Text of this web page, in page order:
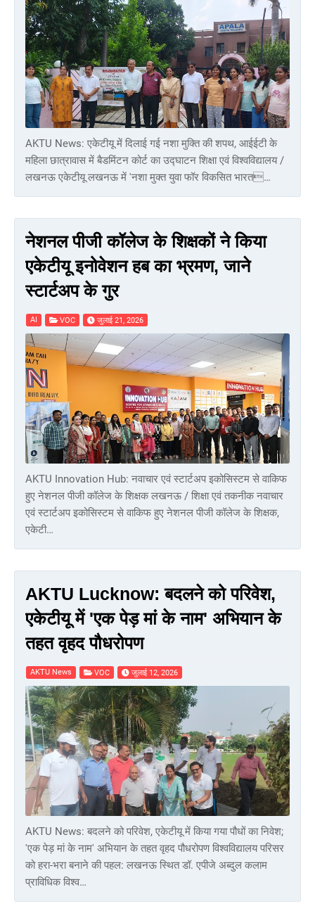
AKTU News: एकेटीयू में दिलाई गई नशा मुक्ति की शपथ, आईईटी के
महिला छात्रावास में बैडमिंटन कोर्ट का उद्घाटन शिक्षा एवं विश्वविद्यालय /
लखनऊ एकेटीयू लखनऊ में 'नशा मुक्त युवा फॉर विकसित भारत…
नेशनल पीजी कॉलेज के शिक्षकों ने किया
एकेटीयू इनोवेशन हब का भ्रमण, जाने
स्टार्टअप के गुर
AI VOC जुलाई 21, 2026
AKTU Innovation Hub: नवाचार एवं स्टार्टअप इकोसिस्टम से वाकिफ
हुए नेशनल पीजी कॉलेज के शिक्षक लखनऊ / शिक्षा एवं तकनीक नवाचार
एवं स्टार्टअप इकोसिस्टम से वाकिफ हुए नेशनल पीजी कॉलेज के शिक्षक,
एकेटी…
AKTU Lucknow: बदलने को परिवेश,
एकेटीयू में 'एक पेड़ मां के नाम' अभियान के
तहत वृहद पौधरोपण
AKTU News VOC जुलाई 12, 2026
AKTU News: बदलने को परिवेश, एकेटीयू में किया गया पौधों का निवेश;
'एक पेड़ मां के नाम' अभियान के तहत वृहद पौधरोपण विश्वविद्यालय परिसर
को हरा-भरा बनाने की पहल: लखनऊ स्थित डॉ. एपीजे अब्दुल कलाम
प्राविधिक विश्व…